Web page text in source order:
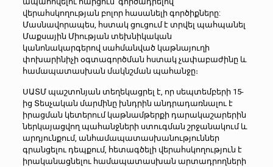
վերահսկողության բոլոր հասանելի գործիքները:
Մասնավորապես, հստակ ցուցում է տրվել պահպանել
Մաքսային Միության տեխնիկական
կանոնակարգերով սահմանված կաթնայուղի
փոխարինիչի օգտագործման հստակ չափաբաժինը և
համապատասխան մակնշման պահանջը։
ՍԱՏՄ պաշտոնյան տեղեկացրել է, որ սեպտեմբերի 15-
ից Տեսչական մարմինը խնդրին անդրադառնալու է
իրացման կետերում կաթնամթերքի դարակաշարերին
ներկայացվող պահանջների ստուգման շրջանակում և
արդյունքում, անհամապատասխանություններ
գրանցելու դեպքում, հետագծելի վերահսկողություն է
իրականացնելու համապատասխան արտադրողների